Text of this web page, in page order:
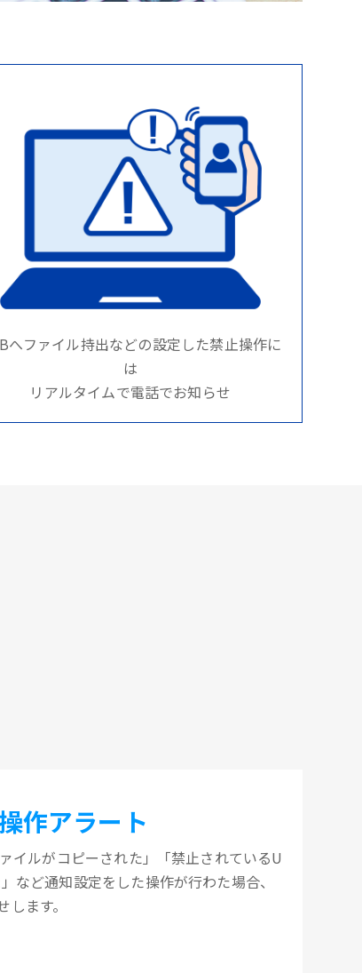
へファイル持出などの設定した禁止操作に
は
リアルタイムで電話でお知らせ
作アラート
イルがコピーされた」「禁止されているU
など通知設定をした操作が行わた場合、
ます。